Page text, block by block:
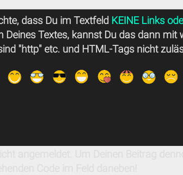
dass Du im Textfeld KEINE Links
Deines Textes, kannst Du das dann
"http" etc. und HTML-Tags nicht